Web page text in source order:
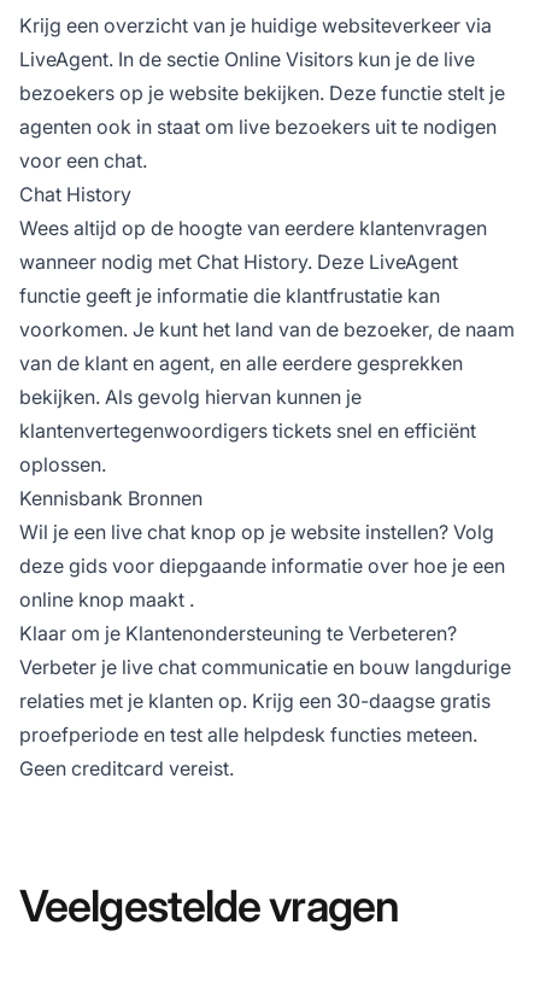
Krijg een overzicht van je huidige websiteverkeer via
LiveAgent. In de sectie Online Visitors kun je de live
bezoekers op je website bekijken. Deze functie stelt je
agenten ook in staat om live bezoekers uit te nodigen
voor een chat.
Chat History
Wees altijd op de hoogte van eerdere klantenvragen
wanneer nodig met Chat History. Deze LiveAgent
functie geeft je informatie die klantfrustatie kan
voorkomen. Je kunt het land van de bezoeker, de naam
van de klant en agent, en alle eerdere gesprekken
bekijken. Als gevolg hiervan kunnen je
klantenvertegenwoordigers tickets snel en efficiënt
oplossen.
Kennisbank Bronnen
Wil je een live chat knop op je website instellen? Volg
deze gids voor diepgaande informatie over hoe je een
online knop maakt .
Klaar om je Klantenondersteuning te Verbeteren?
Verbeter je live chat communicatie en bouw langdurige
relaties met je klanten op. Krijg een 30-daagse gratis
proefperiode en test alle helpdesk functies meteen.
Geen creditcard vereist.
Veelgestelde vragen